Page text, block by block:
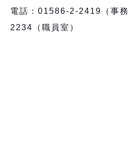
電話：01586-2-2419（事
2234（職員室）